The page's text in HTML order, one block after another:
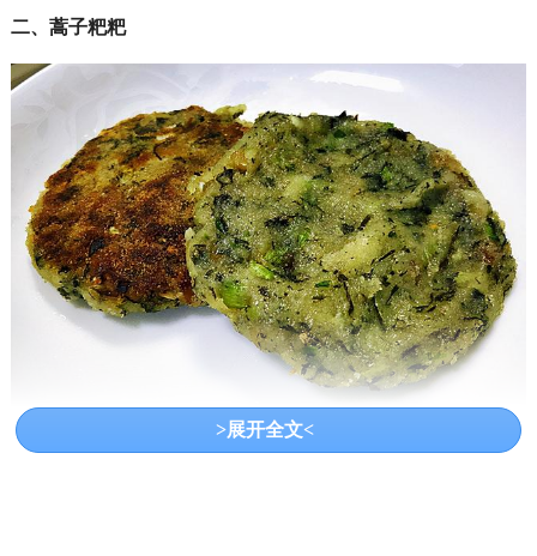
二、蒿子粑粑
蒿子粑粑是六安霍山县的著名小吃，曾入选《舌尖上
>展开全文<